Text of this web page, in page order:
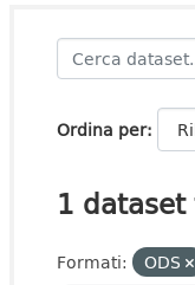
Ordina per
1
Formati: ODS